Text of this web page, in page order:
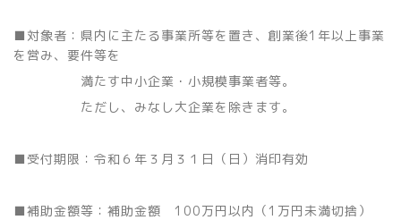
■対象者：県内に主たる事業所等を置き、創業後1年以上事業
を営み、要件等を
満たす中小企業・小規模事業者等。
ただし、みなし大企業を除きます。
■受付期限：令和６年３月３１日（日）消印有効
■補助金額等：補助金額 100万円以内（1万円未満切捨）